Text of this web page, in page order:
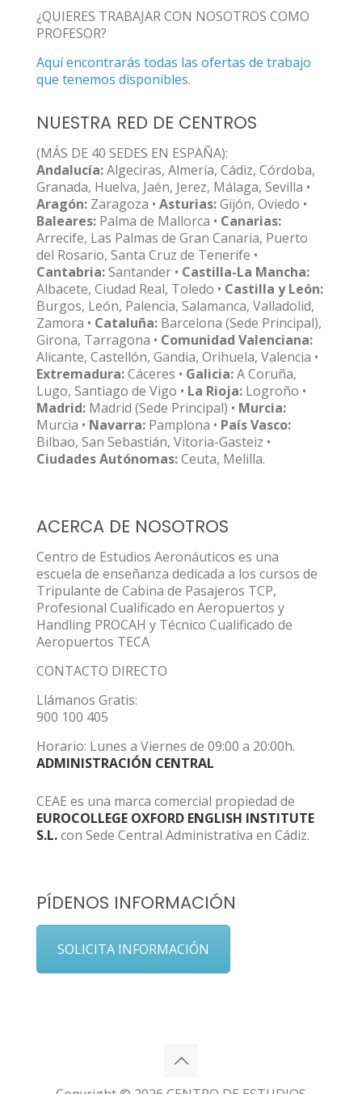
¿QUIERES TRABAJAR CON NOSOTROS COMO
PROFESOR?
Aquí encontrarás todas las ofertas de trabajo
que tenemos disponibles.
NUESTRA RED DE CENTROS
(MÁS DE 40 SEDES EN ESPAÑA):
Andalucía:Algeciras, Almería, Cádiz, Córdoba,
Granada, Huelva, Jaén, Jerez, Málaga, Sevilla •
Aragón: Zaragoza • Asturias:Gijón, Oviedo •
Baleares: Palma de Mallorca • Canarias:
Arrecife, Las Palmas de Gran Canaria, Puerto
del Rosario, Santa Cruz de Tenerife •
Cantabria:Santander • Castilla-La Mancha:
Albacete, Ciudad Real, Toledo • Castilla y León:
Burgos, León, Palencia, Salamanca, Valladolid,
Zamora • Cataluña: Barcelona (Sede Principal),
Girona, Tarragona • Comunidad Valenciana:
Alicante, Castellón, Gandia, Orihuela, Valencia •
Extremadura:Cáceres • Galicia:A Coruña,
Lugo, Santiago de Vigo • La Rioja: Logroño •
Madrid: Madrid (Sede Principal) • Murcia:
Murcia • Navarra: Pamplona • País Vasco:
Bilbao, San Sebastián, Vitoria-Gasteiz •
Ciudades Autónomas:Ceuta, Melilla.
ACERCA DE NOSOTROS
Centro de Estudios Aeronáuticos es una
escuela de enseñanza dedicada a los cursos de
Tripulante de Cabina de Pasajeros TCP,
Profesional Cualificado en Aeropuertos y
Handling PROCAH y Técnico Cualificado de
Aeropuertos TECA
CONTACTO DIRECTO
Llámanos Gratis:
900 100 405
Horario: Lunes a Viernes de 09:00 a 20:00h.
ADMINISTRACIÓN CENTRAL
CEAE es una marca comercial propiedad de
EUROCOLLEGE OXFORD ENGLISH INSTITUTE
S.L.con Sede Central Administrativa en Cádiz.
PÍDENOS INFORMACIÓN
SOLICITA INFORMACIÓN